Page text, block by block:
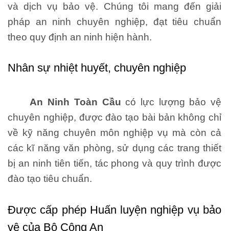
và dịch vụ bảo vệ. Chúng tôi mang đến giải
pháp an ninh chuyên nghiệp, đạt tiêu chuẩn
theo quy định an ninh hiện hành.
Nhân sự nhiệt huyết, chuyên nghiệp
An Ninh Toàn Cầu có lực lượng bảo vệ
chuyên nghiệp, được đào tạo bài bản không chỉ
về kỹ năng chuyên môn nghiệp vụ mà còn cả
các kĩ năng văn phòng, sử dụng các trang thiết
bị an ninh tiên tiến, tác phong và quy trình được
đào tạo tiêu chuẩn.
Được cấp phép Huấn luyện nghiệp vụ bảo
vệ của Bộ Công An